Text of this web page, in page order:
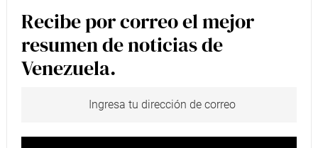
Recibe por correo el mejor
resumen de noticias de
Venezuela.